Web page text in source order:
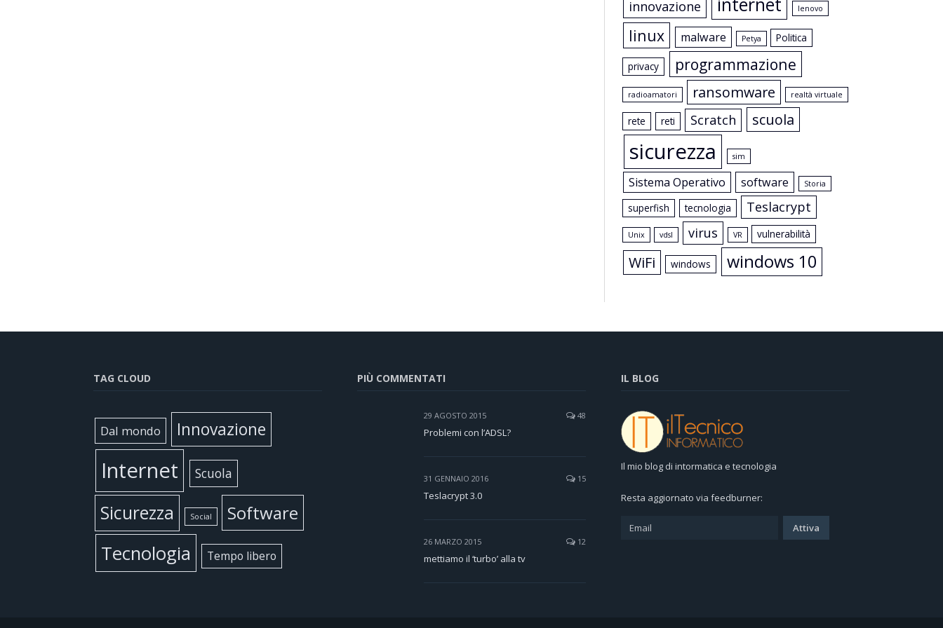
innovazione lenovo
linux malware Petya Politica
privacy programmazione
radioamatori ransomware realtà virtuale
rete reti Scratch scuola
sicurezza sim
Sistema Operativo software Storia
superfish tecnologia Teslacrypt
Unix vdsl virus VR vulnerabilità
WiFi windows windows 10
TAG CLOUD
Dal mondo Innovazione
Internet Scuola
Sicurezza Social Software
Tecnologia Tempo libero
PIÙ COMMENTATI
29 AGOSTO 2015 48
Problemi con l’ADSL?
31 GENNAIO 2016 15
Teslacrypt 3.0
26 MARZO 2015 12
mettiamo il ‘turbo’ alla tv
IL BLOG
Il mio blog di intormatica e tecnologia
Resta aggiornato via feedburner: